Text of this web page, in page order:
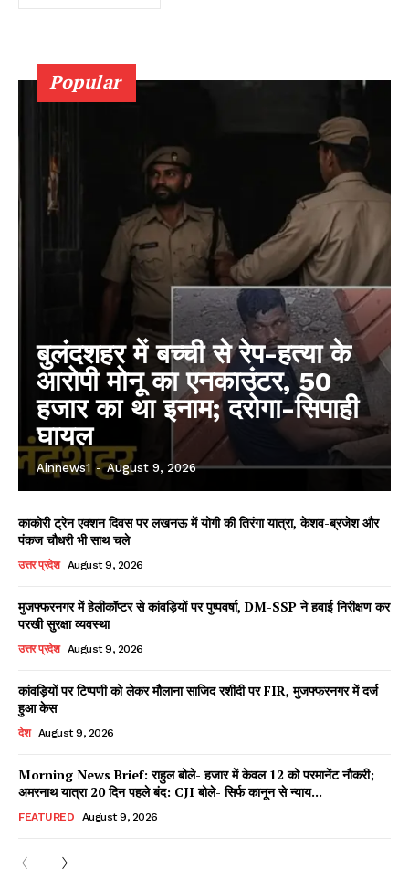
Facebook
X WhatsApp
Read Latest News on AIN
Popular
बुलंदशहर में बच्ची से रेप-हत्या के
आरोपी मोनू का एनकाउंटर, 50
हजार का था इनाम; दरोगा-सिपाही
घायल
Ainnews1 - August 9, 2026
काकोरी ट्रेन एक्शन दिवस पर लखनऊ में योगी की तिरंगा यात्रा, केशव-ब्रजेश और
पंकज चौधरी भी साथ चले
उत्तर प्रदेश August 9, 2026
मुजफ्फरनगर में हेलीकॉप्टर से कांवड़ियों पर पुष्पवर्षा, DM-SSP ने हवाई निरीक्षण कर
परखी सुरक्षा व्यवस्था
उत्तर प्रदेश August 9, 2026
कांवड़ियों पर टिप्पणी को लेकर मौलाना साजिद रशीदी पर FIR, मुजफ्फरनगर में दर्ज
हुआ केस
देश August 9, 2026
Morning News Brief: राहुल बोले- हजार में केवल 12 को परमानेंट नौकरी;
अमरनाथ यात्रा 20 दिन पहले बंद: CJI बोले- सिर्फ कानून से न्याय...
FEATURED August 9, 2026